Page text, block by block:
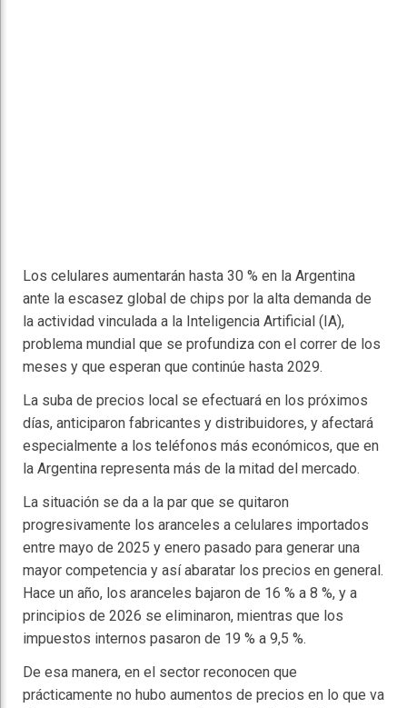
Los celulares aumentarán hasta 30 % en la Argentina
ante la escasez global de chips por la alta demanda de
la actividad vinculada a la Inteligencia Artificial (IA),
problema mundial que se profundiza con el correr de los
meses y que esperan que continúe hasta 2029.
La suba de precios local se efectuará en los próximos
días, anticiparon fabricantes y distribuidores, y afectará
especialmente a los teléfonos más económicos, que en
la Argentina representa más de la mitad del mercado.
La situación se da a la par que se quitaron
progresivamente los aranceles a celulares importados
entre mayo de 2025 y enero pasado para generar una
mayor competencia y así abaratar los precios en general.
Hace un año, los aranceles bajaron de 16 % a 8 %, y a
principios de 2026 se eliminaron, mientras que los
impuestos internos pasaron de 19 % a 9,5 %.
De esa manera, en el sector reconocen que
prácticamente no hubo aumentos de precios en lo que va